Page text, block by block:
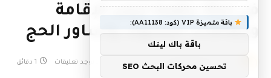
في مكة بتهمة تزوير الإقامة
وبطاقات النسوك وأساور الحج
بواسطة فريق التحرير لا توجد تعليقات 1 دقائق
باقة متميزة VIP (كود: AA11138):
باقة باك لينك
تحسين محركات البحث SEO